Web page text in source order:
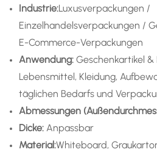
Industrie:Luxusverpackungen /
Einzelhandelsverpackungen /
E-Commerce-Verpackungen
Anwendung: Geschenkartikel
Lebensmittel, Kleidung,
täglichen Bedarfs und
Abmessungen
Dicke: Anpassbar
Material:Whiteboard,